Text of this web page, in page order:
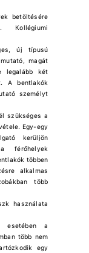
betöltésére
Kollégiumi
új típusú
magát
legalább két
A bentlakók
személyt
szükséges a
Egy-egy
kerüljön
férőhelyek
többen
alkalmas
több
használata
esetében a
több nem
egy